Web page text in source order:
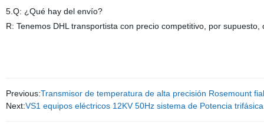
5.Q: ¿Qué hay del envío?
R: Tenemos DHL transportista con precio competitivo, por
Previous:Transmisor de temperatura de alta precisión Rosemount
Next:VS1 equipos eléctricos 12KV 50Hz sistema de Potencia